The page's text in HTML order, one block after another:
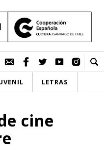
LETRAS
cine